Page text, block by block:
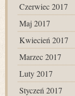
Czerwiec 2017
Maj 2017
Kwiecień 2017
Marzec 2017
Luty 2017
Styczeń 2017